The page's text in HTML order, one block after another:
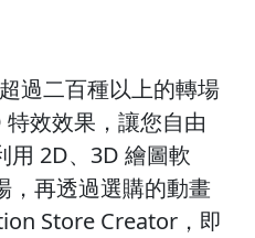
過二百種以上的轉場
效效果，讓您自由
用 2D、3D 繪圖軟
，再透過選購的動畫
Store Creator，即